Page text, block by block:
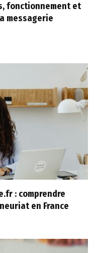
fonctionnement et
messagerie
: comprendre
en France